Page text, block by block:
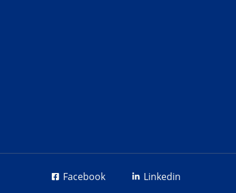
Facebook Linkedin